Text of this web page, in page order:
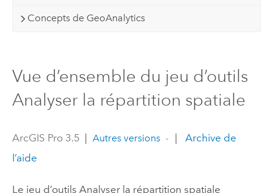
Concepts de GeoAnalytics
Vue d’ensemble du jeu d’outils
Analyser la répartition spatiale
ArcGIS Pro 3.5 Autres versions
Archive de
l’aide
Le jeu d’outils Analyser la répartition spatiale